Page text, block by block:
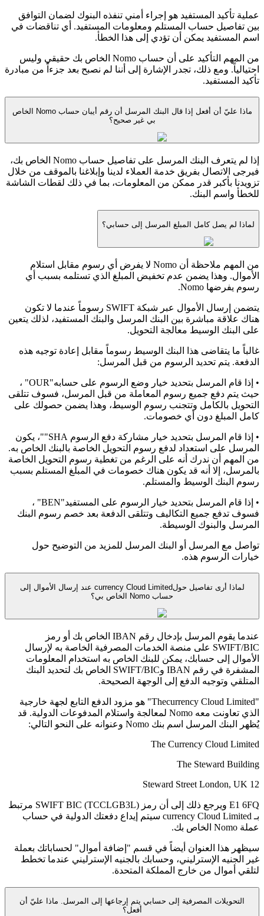
عملية تأكيد المستفيد هو إجراء أمني تنفذه البنوك لضمان التوافق
بين تفاصيل حساب المستلم ومعلومات المستفيد. أي تناقضات في
اسم المستفيد يمكن أن تؤدي إلى هذا الخطأ.
من المهم التأكيد على أن حساب Nomo الخاص بك حقيقي وليس
احتيالياً. ومع ذلك، تجدر الإشارة إلى أننا لم نصبح بعد جزءاً من مبادرة
تأكيد المستفيد.
ماذا عليّ أن أفعل إذا قال البنك المرسل أن رقم أيبان حساب Nomo الخاص
بي غير صحيح؟
إذا لم يتعرف البنك المرسل على تفاصيل حساب Nomo الخاص بك،
فيرجى الاتصال بفريق خدمة العملاء لدينا وإبلاغنا بالموقف من خلال
تزويدنا بأكبر قدر ممكن من المعلومات، بما في ذلك لقطات الشاشة
للخطأ واسم البنك.
لماذا لم يصل كامل المبلغ المرسل إلى حسابي؟
من المهم ملاحظة أن Nomo لا يفرض أي رسوم مقابل استلام
الأموال. وهذا يضمن عدم تخفيض المبلغ الذي تستلمه بسبب أي
رسوم يفرضها Nomo.
يتضمن إرسال الأموال عبر شبكة SWIFT رسوماً عندما لا تكون
هناك علاقة مباشرة بين البنك المرسل والبنك المستفيد، لذلك يتعين
على البنك الوسيط معالجة التحويل.
غالباً ما يتقاضى هذا البنك الوسيط رسوماً مقابل إعادة توجيه هذه
الدفعة. يتم تحديد الرسوم من قبل المرسل:
• إذا قام المرسل بتحديد خيار وضع الرسوم على حسابه"OUR" ،
حيث يتم دفع جميع رسوم المعاملة من قبل المرسل، فسوف تتلقى
التحويل بالكامل وتتجنب رسوم الوسيط، وهذا يضمن حصولك على
كامل المبلغ دون أي خصومات.
• إذا قام المرسل بتحديد خيار مشاركة دفع الرسوم SHA""، يكون
المرسل على استعداد لدفع رسوم التحويل الخاصة بالبنك الخاص به.
من المهم أن ندرك أنه على الرغم من تغطية رسوم التحويل الخاصة
بالمرسل، إلا أنه قد يكون هناك خصومات في المبلغ المستلم بسبب
رسوم البنك الوسيط والمستلم.
• إذا قام المرسل بتحديد خيار الرسوم على المستفيد"BEN" ،
فسوف تدفع جميع التكاليف وتتلقى الدفعة بعد خصم رسوم البنك
المرسل والبنوك الوسيطة.
تواصل مع المرسل أو البنك المرسل للمزيد من التوضيح حول
خيارات الرسوم هذه.
لماذا أرى تفاصيل حولcurrency Cloud Limited عند إرسال الأموال إلى
حساب Nomo الخاص بي؟
عندما يقوم المرسل بإدخال رقم IBAN الخاص بك أو رمز
SWIFT/BIC على منصة الخدمات المصرفية الخاصة به لإرسال
الأموال إلى حسابك، يمكن للبنك الخاص به استخدام المعلومات
المشفرة في رقم IBAN وSWIFT/BIC الخاص بك لتحديد البنك
المتلقي وتوجيه الدفع إلى الوجهة الصحيحة.
"Thecurrency Cloud Limited" هو مزود الدفع التابع لجهة خارجية
الذي تعاونت معه Nomo لمعالجة واستلام المدفوعات الدولية. قد
يُظهر البنك المرسل اسم بنك Nomo وعنوانه على النحو التالي:
The Currency Cloud Limited
The Steward Building
12 Steward Street London, UK
E1 6FQ ويرجع ذلك إلى أن رمز SWIFT BIC (TCCLGB3L) مرتبط
بـ currency Cloud Limited سيتم إيداع دفعتك الدولية في حساب
عملة Nomo الخاص بك.
سيظهر هذا العنوان أيضاً في قسم "إضافة أموال" لحساباتك بعملة
غير الجنيه الإسترليني، وحسابك بالجنيه الإسترليني عندما تخطط
لتلقي أموال من خارج المملكة المتحدة.
التحويلات المصرفية إلى حسابي يتم إرجاعها إلى المرسل. ماذا عليّ أن
أفعل؟